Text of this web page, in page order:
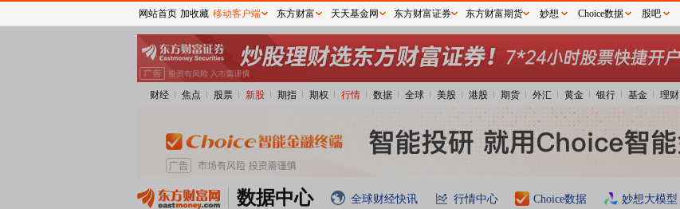
财经 焦点 股票 新股 期指 期权 行情 数据 全球 美股 港股 期货 外汇 黄金 银行 基金 理财
数据中心 全球财经快讯 行情中心 Choice数据 妙想大模型
网站首页 加收藏 移动客户端 东方财富 天天基金网 东方财富证券 东方财富期货 妙想 Choice数据 股吧